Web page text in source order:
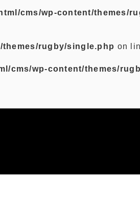
cms/wp-content/themes/
rugby/single.php on
cms/wp-content/themes/